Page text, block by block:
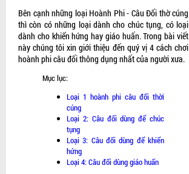
Bên cạnh những loại Hoành Phi - Câu Đối thờ cúng
thì còn có những loại dành cho chúc tụng, có loại
dành cho khiển hứng hay giáo huấn. Trong bài viết
này chúng tôi xin giới thiệu đến quý vị 4 cách chơi
hoành phi câu đối thông dụng nhất của người xưa.
Mục lục:
Loại 1 hoành phi câu đối thời
cúng
Loại 2: Câu đối dùng để chúc
tụng
Loại 3: Câu đối dùng để khiển
hứng
Loại 4: Câu đối dùng giáo huấn